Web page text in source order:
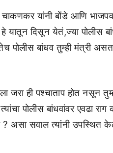
चाकणकर यांनी बोंडे आणि
दिसून येतं,ज्या पोलीस
पोलीस बांधव तुम्ही मंत्री
जरा ही पश्चाताप होत नसून
पोलीस बांधवांवर एवढा
असा सवाल त्यांनी उपस्थित